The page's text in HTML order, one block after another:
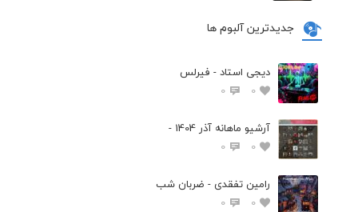
جدیدترین آلبوم ها
دیجی استاد - فیرلس
0
0
آرشیو ماهانه آذر 1404 -
0
0
رامین تفقدی - ضربان شب
0
0